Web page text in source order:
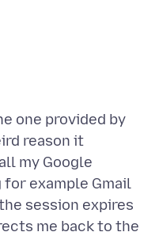
one provided by
reason it
my Google
for example Gmail
session expires
me back to the